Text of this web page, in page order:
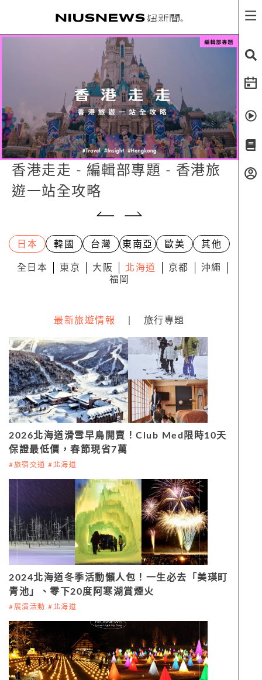
香港走走 - 編輯部專題 - 香港旅
遊一站全攻略
日本 韓國 台灣 東南亞 歐美 其他
全日本 東京 大阪 北海道 京都
沖繩
福岡
最新旅遊情報 旅行專題
2026北海道滑雪早鳥開賣！Club Med限時10天
保證最低價，春節現省7萬
#旅宿交通 #北海道
2024北海道冬季活動懶人包！一生必去「美瑛町
青池」、零下20度阿寒湖賞煙火
#展演活動 #北海道